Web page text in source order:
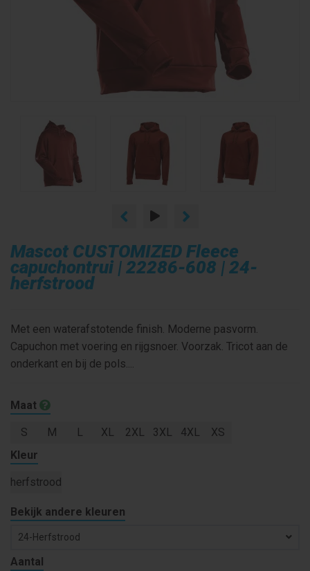
Mascot CUSTOMIZED Fleece
capuchontrui | 22286-608 | 24-
herfstrood
Met een waterafstotende finish. Moderne pasvorm.
Capuchon met voering en rijgsnoer. Voorzak. Tricot aan de
onderkant en bij de pols....
Maat
S M L XL 2XL 3XL 4XL
XS
Kleur
herfstrood
Bekijk andere kleuren
24-Herfstrood
Aantal